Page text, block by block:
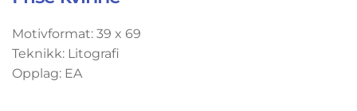
Motivformat: 39 x 69
Teknikk: Litografi
Opplag: EA